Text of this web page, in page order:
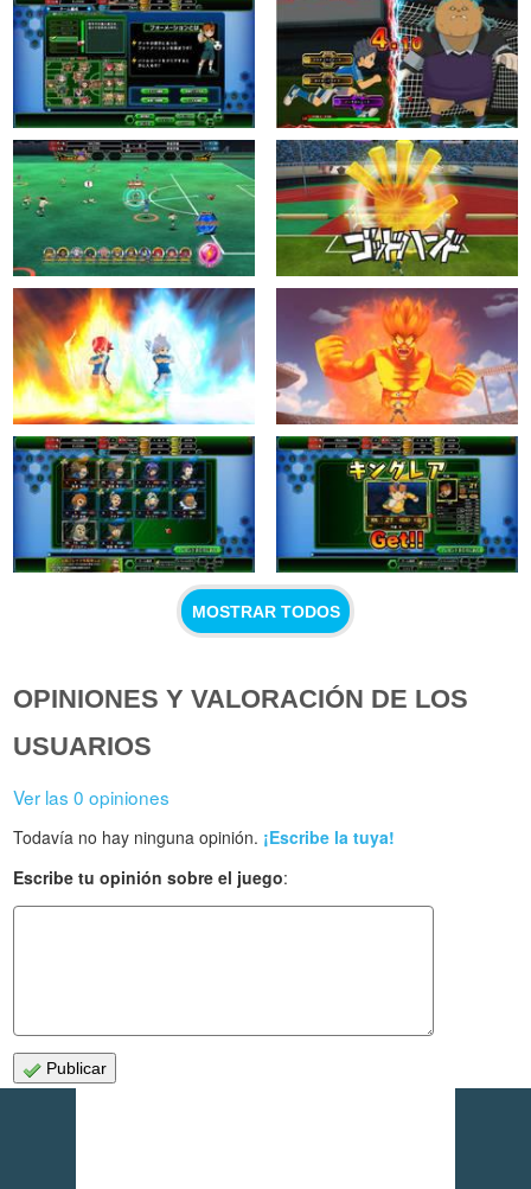
MOSTRAR TODOS
OPINIONES Y VALORACIÓN DE LOS
USUARIOS
Ver las 0 opiniones
Todavía no hay ninguna opinión. ¡Escribe la tuya!
Escribe tu opinión sobre el juego:
Publicar